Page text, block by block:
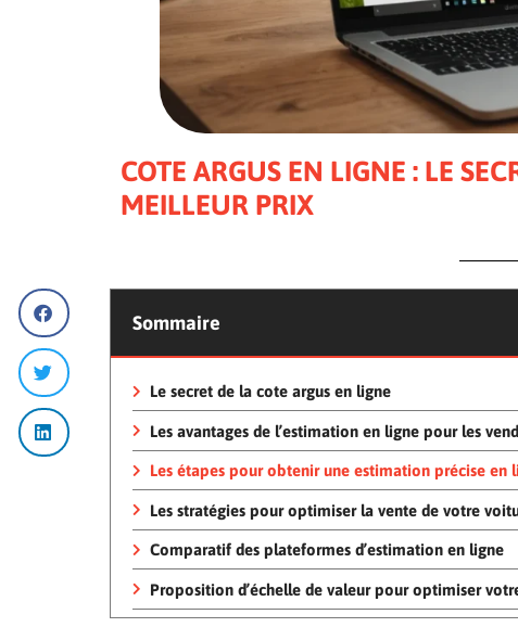
COTE ARGUS EN LIGNE : LE
MEILLEUR PRIX
Sommaire
Le secret de la cote argus en ligne
Les avantages de l’estimation en ligne pour les
Les étapes pour obtenir une estimation précise en
Les stratégies pour optimiser la vente de votre
Comparatif des plateformes d’estimation en ligne
Proposition d’échelle de valeur pour optimiser